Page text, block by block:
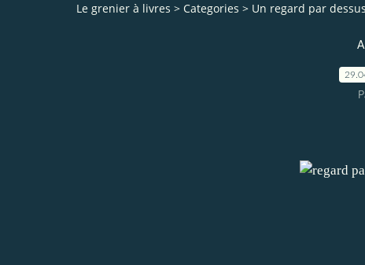
Le grenier à livres > Categories > Un regard par